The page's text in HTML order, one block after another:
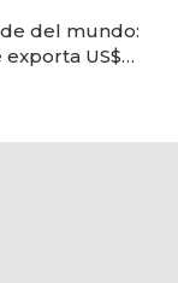
del mundo:
US$